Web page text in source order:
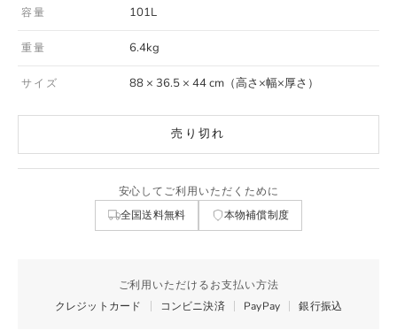
容量 101L
重量 6.4kg
サイズ 88 × 36.5 × 44 cm（高さ×幅×厚さ）
売り切れ
安心してご利用いただくために
全国送料無料 本物補償制度
ご利用いただけるお支払い方法
クレジットカード
コンビニ決済 PayPay 銀行振込